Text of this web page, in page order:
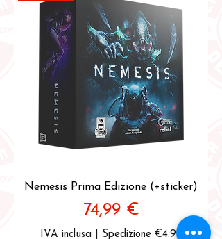
Nemesis Prima Edizione (+sticker)
Prezzo
74,99 €
IVA inclusa Spedizione €4.99